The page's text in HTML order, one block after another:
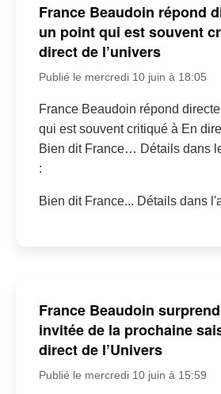
France Beaudoin répond
un point qui est souvent
direct de l’univers
Publié le mercredi 10 juin à 18:05
France Beaudoin répond
qui est souvent critiqué à En
Bien dit France… Détails dans
:
Bien dit France... Détails dans
France Beaudoin
invitée de la prochaine
direct de l’Univers
Publié le mercredi 10 juin à 15:59